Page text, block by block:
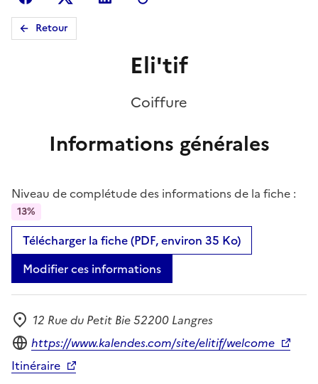
Retour
Eli'tif
Coiffure
Informations générales
Niveau de complétude des informations de la fiche :
13%
Télécharger la fiche (PDF, environ 35 Ko)
Modifier ces informations
Adresse
12 Rue du Petit Bie 52200 Langres
Site internet
https://www.kalendes.com/site/elitif/welcome
Itinéraire